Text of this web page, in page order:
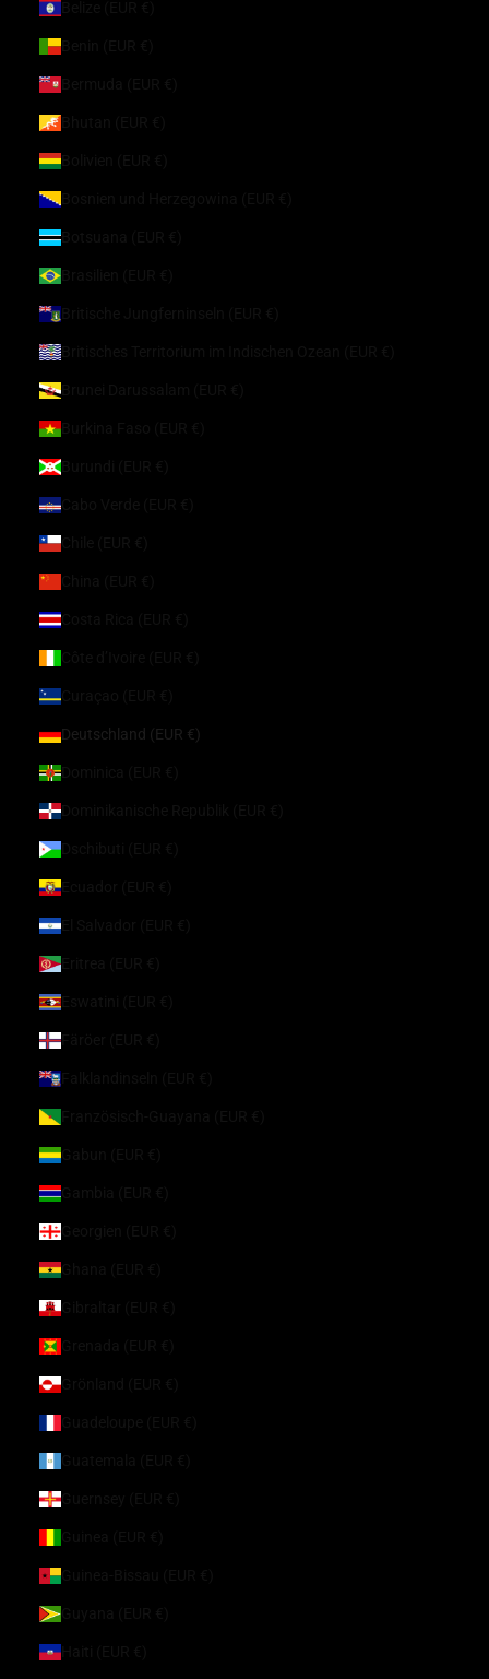
Belize (EUR €)
Benin (EUR €)
Bolivien (EUR €)
Botsuana (EUR €)
Brasilien (EUR €)
Britisches Territorium im Indischen Ozean (EUR €)
Brunei Darussalam (EUR €)
Burkina Faso (EUR €)
Burundi (EUR €)
Cabo Verde (EUR €)
Chile (EUR €)
Costa Rica (EUR €)
Curaçao (EUR €)
Deutschland (EUR €)
Dominica (EUR €)
Dominikanische Republik (EUR €)
Dschibuti (EUR €)
Ecuador (EUR €)
El Salvador (EUR €)
Eritrea (EUR €)
Eswatini (EUR €)
Färöer (EUR €)
Gabun (EUR €)
Gambia (EUR €)
Georgien (EUR €)
Ghana (EUR €)
Gibraltar (EUR €)
Grönland (EUR €)
Guernsey (EUR €)
Guinea-Bissau (EUR €)
Guyana (EUR €)
Haiti (EUR €)